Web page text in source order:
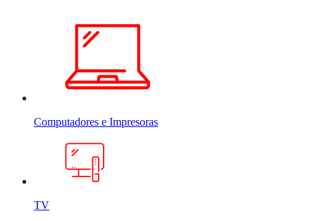
Computadores e Impresoras
TV